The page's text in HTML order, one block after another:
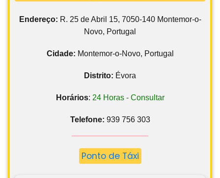
Endereço: R. 25 de Abril 15, 7050-140 Montemor-o-
Novo, Portugal
Cidade: Montemor-o-Novo, Portugal
Distrito: Évora
Horários: 24 Horas - Consultar
Telefone: 939 756 303
Ponto de Táxi